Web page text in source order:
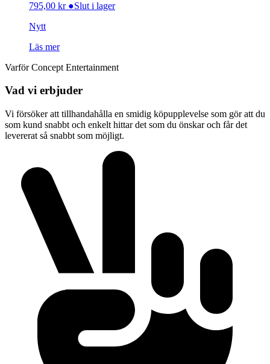
795,00 kr ●Slut i lager
Nytt
Läs mer
Varför Concept Entertainment
Vad vi erbjuder
Vi försöker att tillhandahålla en smidig köpupplevelse som gör att du
som kund snabbt och enkelt hittar det som du önskar och får det
levererat så snabbt som möjligt.